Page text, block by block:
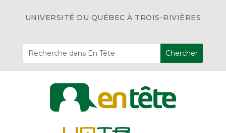
UNIVERSITÉ DU QUÉBEC À TROIS-RIVIÈRES